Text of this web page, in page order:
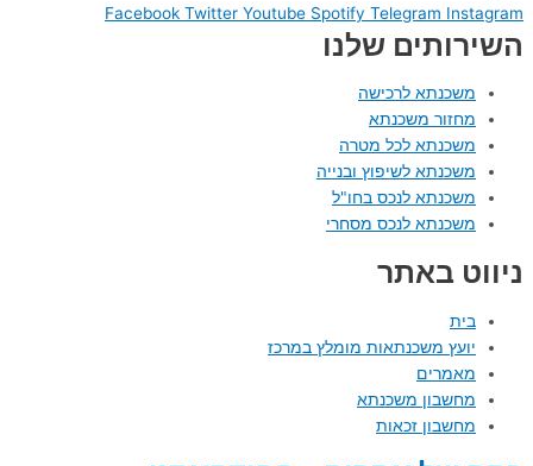
Facebook Twitter Youtube Spotify Telegram Instagram
השירותים שלנו
משכנתא לרכישה
מחזור משכנתא
משכנתא לכל מטרה
משכנתא לשיפוץ ובנייה
משכנתא לנכס בחו"ל
משכנתא לנכס מסחרי
ניווט באתר
בית
יועץ משכנתאות מומלץ במרכז
מאמרים
מחשבון משכנתא
מחשבון זכאות